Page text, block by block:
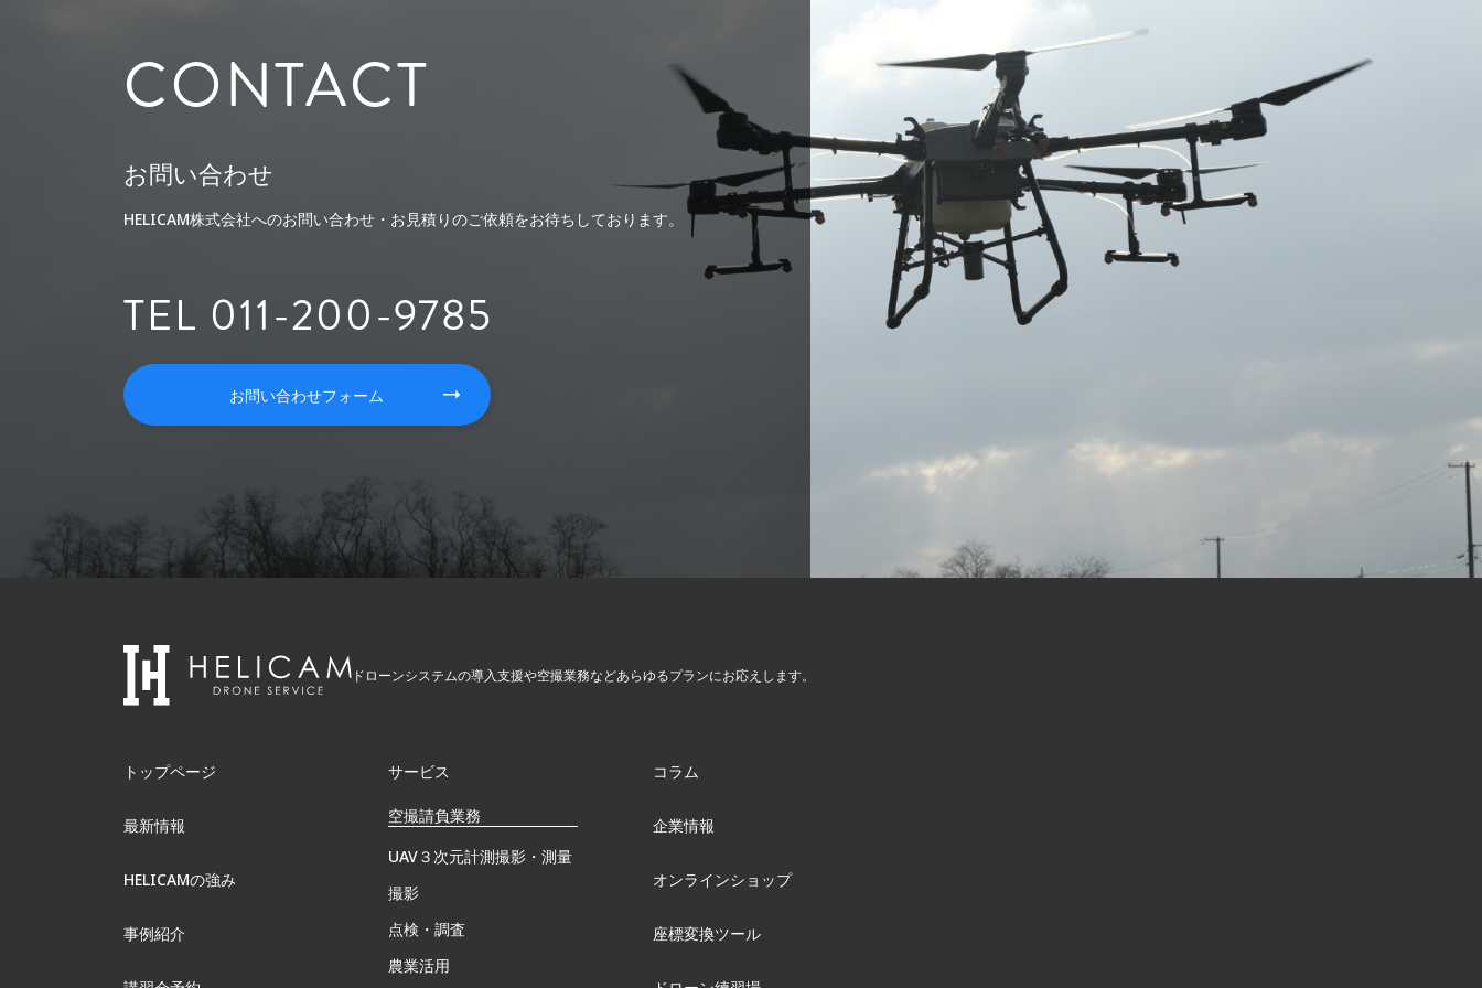
CONTACT
お問い合わせ
HELICAM株式会社へのお問い合わせ・お見積りのご依頼をお待ちしております。
TEL 011-200-9785
お問い合わせフォーム
ドローンシステムの導入支援や空撮業務などあらゆるプランにお応えします。
トップページ
最新情報
HELICAMの強み
事例紹介
サービス
空撮請負業務
UAV３次元計測撮影・測量
撮影
点検・調査
農業活用
コラム
企業情報
オンラインショップ
座標変換ツール